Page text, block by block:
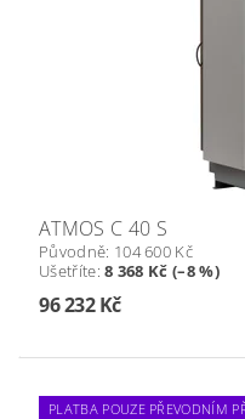
ATMOS C 40 S
Původně: 104 600 Kč
Ušetříte:8 368 Kč (–8 %)
96 232 Kč
PLATBA POUZE PŘEVODNÍM